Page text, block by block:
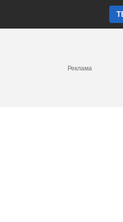
Реклама